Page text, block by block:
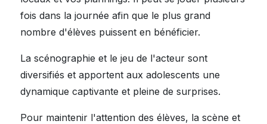
fois dans la journée afin que le plus grand
nombre d'élèves puissent en bénéficier.
La scénographie et le jeu de l'acteur sont
diversifiés et apportent aux adolescents une
dynamique captivante et pleine de surprises.
Pour maintenir l'attention des élèves, la scène et